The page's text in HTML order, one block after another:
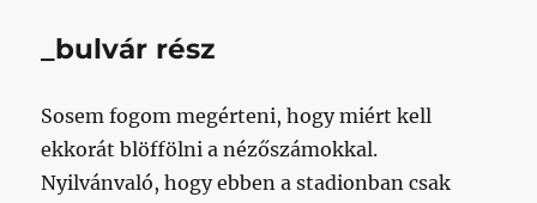
_bulvár rész
Sosem fogom megérteni, hogy miért kell
ekkorát blöffölni a nézőszámokkal.
Nyilvánvaló, hogy ebben a stadionban csak